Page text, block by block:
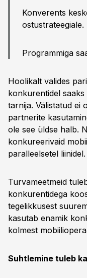
Konverents
ostustrateegiale.
Programmiga
Hoolikalt valides
konkurentidel
tarnija. Välistatud ei
partnerite
ole see üldse halb.
konkureerivaid
paralleelsetel liinidel.
Turvameetmeid
konkurentidega
tegelikkusest
kasutab enamik
kolmest
Suhtlemine tuleb